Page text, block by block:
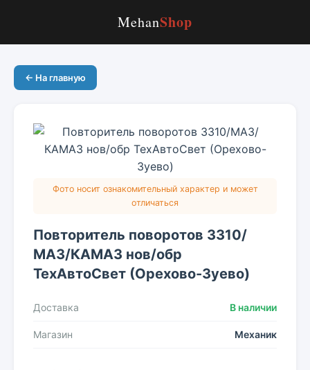
MehanShop
← На главную
Фото носит ознакомительный характер и может
отличаться
Повторитель поворотов 3310/
МАЗ/КАМАЗ нов/обр
ТехАвтоСвет (Орехово-Зуево)
Доставка В наличии
Магазин Механик